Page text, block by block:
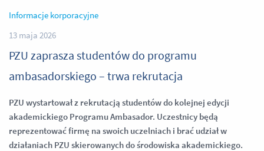
Informacje korporacyjne
13 maja 2026
PZU zaprasza studentów do programu
ambasadorskiego – trwa rekrutacja
PZU wystartował z rekrutacją studentów do kolejnej edycji
akademickiego Programu Ambasador. Uczestnicy będą
reprezentować firmę na swoich uczelniach i brać udział w
działaniach PZU skierowanych do środowiska akademickiego.